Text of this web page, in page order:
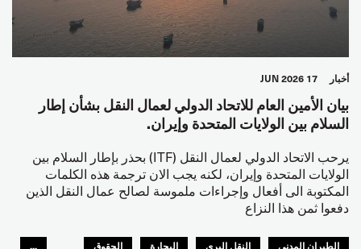
أخبار 17 JUN 2026
بيان الأمين العام للاتحاد الدولي لعمال النقل بشأن إطار
السلام بين الولايات المتحدة وإيران.
يرحب الاتحاد الدولي لعمال النقل (ITF) بحذر بإطار السلام بين
الولايات المتحدة وإيران، لكنه يجب الان ترجمة هذه الكلمات
المكتوبة الى أفعال وإجراءات ملموسة لصالح عمال النقل الذين
دفعوا ثمن هذا النزاع
الطيران المدني النقل البري البحارة
الحقوق
...